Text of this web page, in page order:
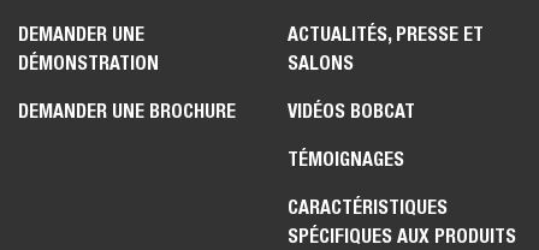
DEMANDER UNE
DÉMONSTRATION
DEMANDER UNE BROCHURE
ACTUALITÉS, PRESSE ET
SALONS
VIDÉOS BOBCAT
TÉMOIGNAGES
CARACTÉRISTIQUES
SPÉCIFIQUES AUX PRODUITS